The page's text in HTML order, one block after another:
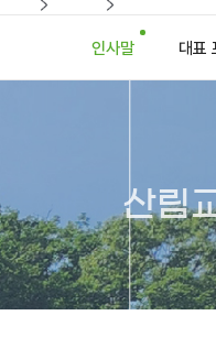
인사말 대표
산림